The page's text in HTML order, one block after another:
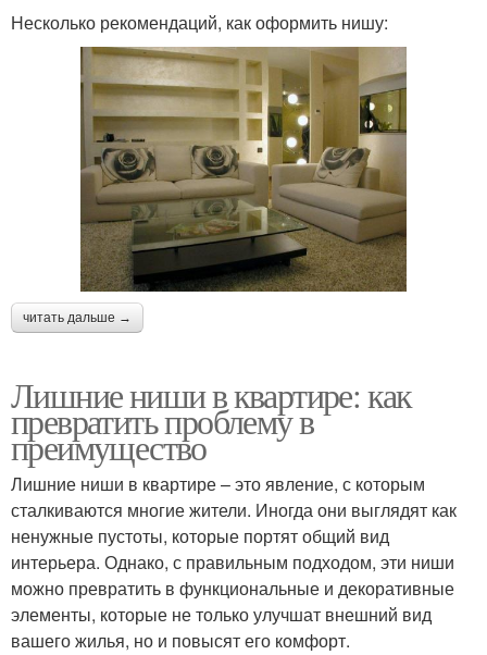
Несколько рекомендаций, как оформить нишу:
читать дальше →
Лишние ниши в квартире: как
превратить проблему в
преимущество
Лишние ниши в квартире – это явление, с которым
сталкиваются многие жители. Иногда они выглядят как
ненужные пустоты, которые портят общий вид
интерьера. Однако, с правильным подходом, эти ниши
можно превратить в функциональные и декоративные
элементы, которые не только улучшат внешний вид
вашего жилья, но и повысят его комфорт.